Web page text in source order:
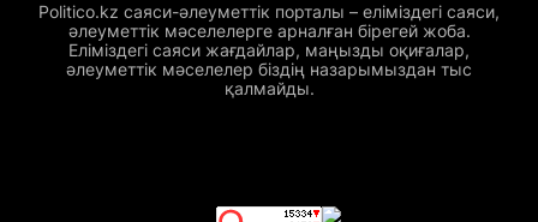
Politico.kz саяси-әлеуметтік порталы – еліміздегі саяси,
әлеуметтік мәселелерге арналған бірегей жоба.
Еліміздегі саяси жағдайлар, маңызды оқиғалар,
әлеуметтік мәселелер біздің назарымыздан тыс
қалмайды.